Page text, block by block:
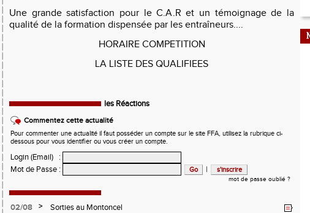
Une grande satisfaction pour le C.A.R et un témoignage de la
qualité de la formation dispensée par les entraîneurs....
HORAIRE COMPETITION
LA LISTE DES QUALIFIEES
les Réactions
Commentez cette actualité
Pour commenter une actualité il faut posséder un compte sur le site FFA, utilisez la rubrique ci-
dessous pour vous identifier ou vous créer un compte.
Login (Email)
:
Mot de Passe : |
mot de passe oublié ?
02/08 >
Sorties au Montoncel